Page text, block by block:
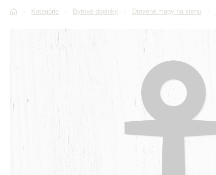
Kategórie Bytové doplnky Drevené mapy na stenu